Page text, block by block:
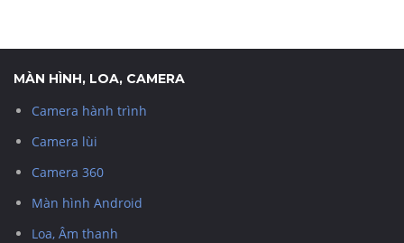
MÀN HÌNH, LOA, CAMERA
Camera hành trình
Camera lùi
Camera 360
Màn hình Android
Loa, Âm thanh